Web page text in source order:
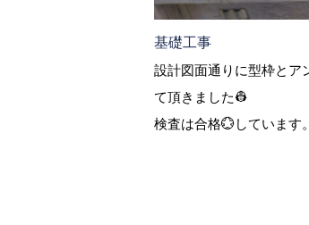
基礎工事
設計図面通りに型枠とア
て頂きました👷
検査は合格💮しています。